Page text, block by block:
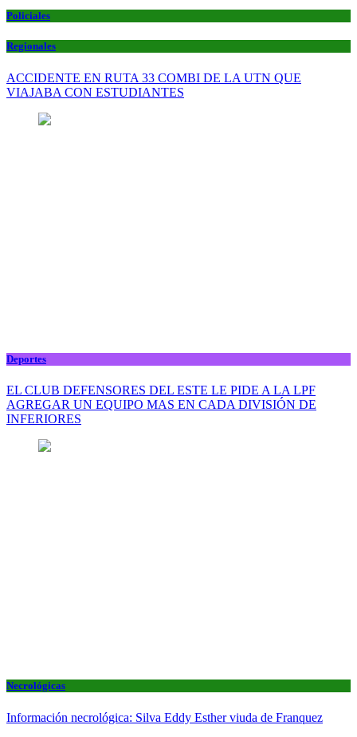
Policiales
Regionales
ACCIDENTE EN RUTA 33 COMBI DE LA UTN QUE
VIAJABA CON ESTUDIANTES
Deportes
EL CLUB DEFENSORES DEL ESTE LE PIDE A LA LPF
AGREGAR UN EQUIPO MAS EN CADA DIVISIÓN DE
INFERIORES
Necrológicas
Información necrológica: Silva Eddy Esther viuda de Franquez